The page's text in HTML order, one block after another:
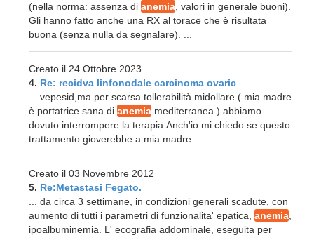
(nella norma: assenza di anemia , valori in generale buoni).
Gli hanno fatto anche una RX al torace che è risultata
buona (senza nulla da segnalare). ...
Creato il 24 Ottobre 2023
4. Re: recidva linfonodale carcinoma ovaric
... vepesid,ma per scarsa tollerabilità midollare ( mia madre
è portatrice sana di anemia mediterranea ) abbiamo
dovuto interrompere la terapia.Anch'io mi chiedo se questo
trattamento gioverebbe a mia madre ...
Creato il 03 Novembre 2012
5. Re:Metastasi Fegato.
... da circa 3 settimane, in condizioni generali scadute, con
aumento di tutti i parametri di funzionalita' epatica, anemia
ipoalbuminemia. L' ecografia addominale, eseguita per